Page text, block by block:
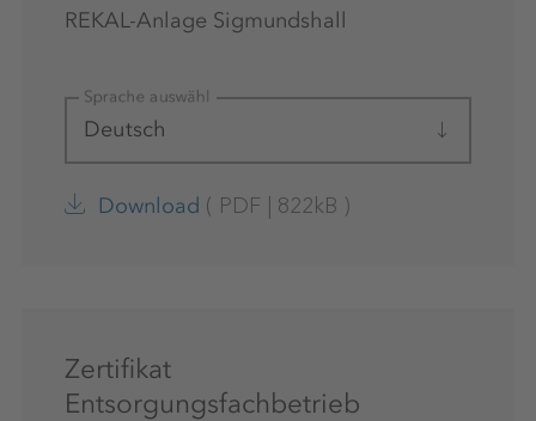
REKAL-Anlage Sigmundshall
Sprache auswählen
Deutsch
Download ( PDF | 822kB )
Zertifikat
Entsorgungsfachbetrieb